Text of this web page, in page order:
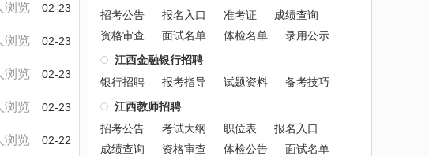
02-23
浏览
02-23
浏览
02-23
浏览
02-23
浏览
02-22
浏览
招考公告
报名入口 准考证
成绩查询
资格审查
面试名单 体检名单
录用公示
江西金融银行招聘
银行招聘
报考指导 试题资料
备考技巧
江西教师招聘
招考公告
考试大纲 职位表
报名入口
成绩查询
资格审查 体检公告
面试名单